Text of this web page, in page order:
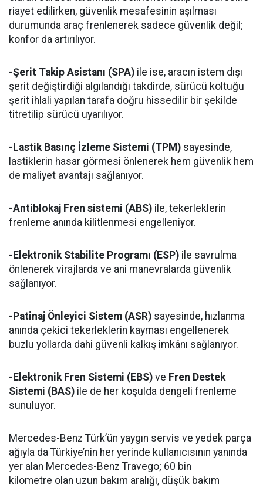
riayet edilirken, güvenlik mesafesinin aşılması
durumunda araç frenlenerek sadece güvenlik değil;
konfor da artırılıyor.
-Şerit Takip Asistanı (SPA) ile ise, aracın istem dışı
şerit değiştirdiği algılandığı takdirde, sürücü koltuğu
şerit ihlali yapılan tarafa doğru hissedilir bir şekilde
titretilip sürücü uyarılıyor.
-Lastik Basınç İzleme Sistemi (TPM) sayesinde,
lastiklerin hasar görmesi önlenerek hem güvenlik hem
de maliyet avantajı sağlanıyor.
-Antiblokaj Fren sistemi (ABS) ile, tekerleklerin
frenleme anında kilitlenmesi engelleniyor.
-Elektronik Stabilite Programı (ESP) ile savrulma
önlenerek virajlarda ve ani manevralarda güvenlik
sağlanıyor.
-Patinaj Önleyici Sistem (ASR) sayesinde, hızlanma
anında çekici tekerleklerin kayması engellenerek
buzlu yollarda dahi güvenli kalkış imkânı sağlanıyor.
-Elektronik Fren Sistemi (EBS) ve Fren Destek
Sistemi (BAS) ile de her koşulda dengeli frenleme
sunuluyor.
Mercedes-Benz Türk’ün yaygın servis ve yedek parça
ağıyla da Türkiye’nin her yerinde kullanıcısının yanında
yer alan Mercedes-Benz Travego; 60 bin
kilometre olan uzun bakım aralığı, düşük bakım